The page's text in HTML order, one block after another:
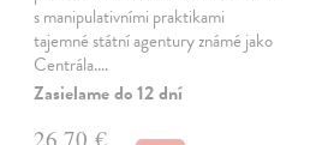
s manipulativními praktikami
tajemné státní agentury známé jako
Centrála.…
Zasielame do 12 dní
26,70 €